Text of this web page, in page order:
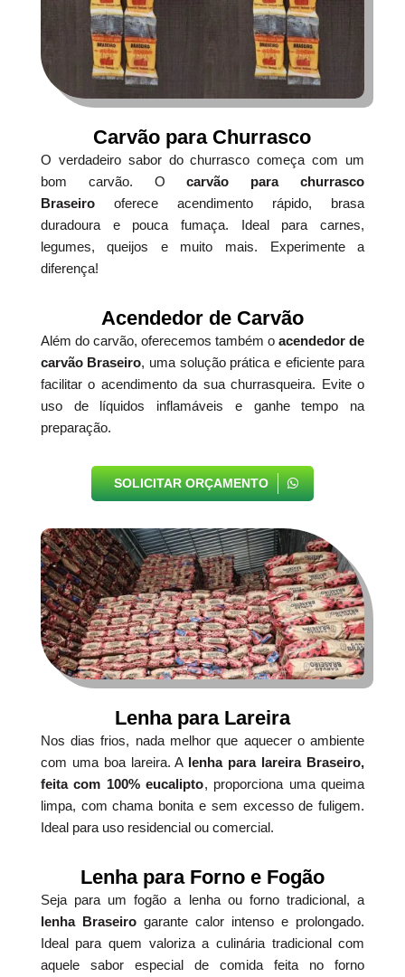
Carvão para Churrasco
O verdadeiro sabor do churrasco começa com um
bom carvão. Ocarvão para churrasco
Braseirooferece acendimento rápido, brasa
duradoura e pouca fumaça. Ideal para carnes,
legumes, queijos e muito mais. Experimente a
diferença!
Acendedor de Carvão
Além do carvão, oferecemos também oacendedor de
carvão Braseiro, uma solução prática e eficiente para
facilitar o acendimento da sua churrasqueira. Evite o
uso de líquidos inflamáveis e ganhe tempo na
preparação.
SOLICITAR ORÇAMENTO
Lenha para Lareira
Nos dias frios, nada melhor que aquecer o ambiente
com uma boa lareira. A lenha para lareira Braseiro,
feita com 100% eucalipto, proporciona uma queima
limpa, com chama bonita e sem excesso de fuligem.
Ideal para uso residencial ou comercial.
Lenha para Forno e Fogão
Seja para um fogão a lenha ou forno tradicional, a
lenha Braseirogarante calor intenso e prolongado.
Ideal para quem valoriza a culinária tradicional com
aquele sabor especial de comida feita no forno